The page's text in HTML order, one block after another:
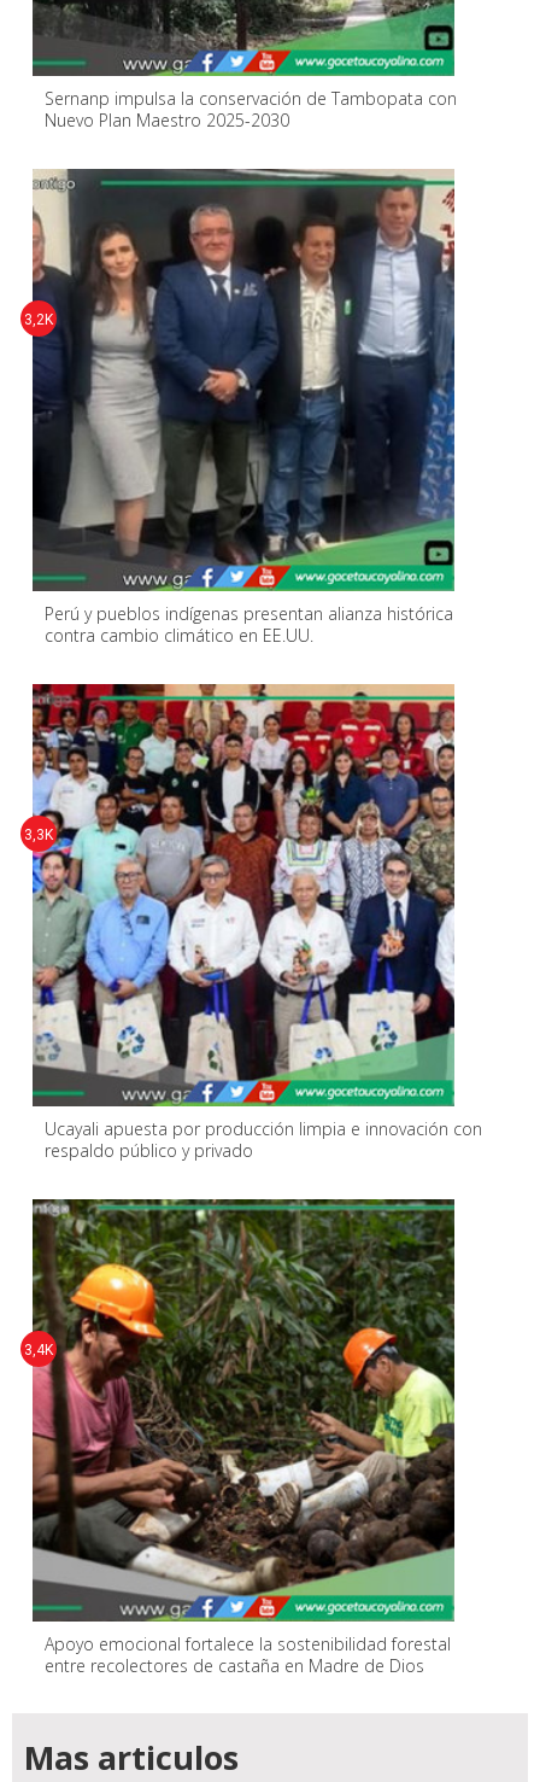
Sernanp impulsa la conservación de Tambopata con
Nuevo Plan Maestro 2025-2030
Perú y pueblos indígenas presentan alianza histórica
contra cambio climático en EE.UU.
3,2K
Ucayali apuesta por producción limpia e innovación con
respaldo público y privado
3,3K
Apoyo emocional fortalece la sostenibilidad forestal
entre recolectores de castaña en Madre de Dios
3,4K
Mas articulos